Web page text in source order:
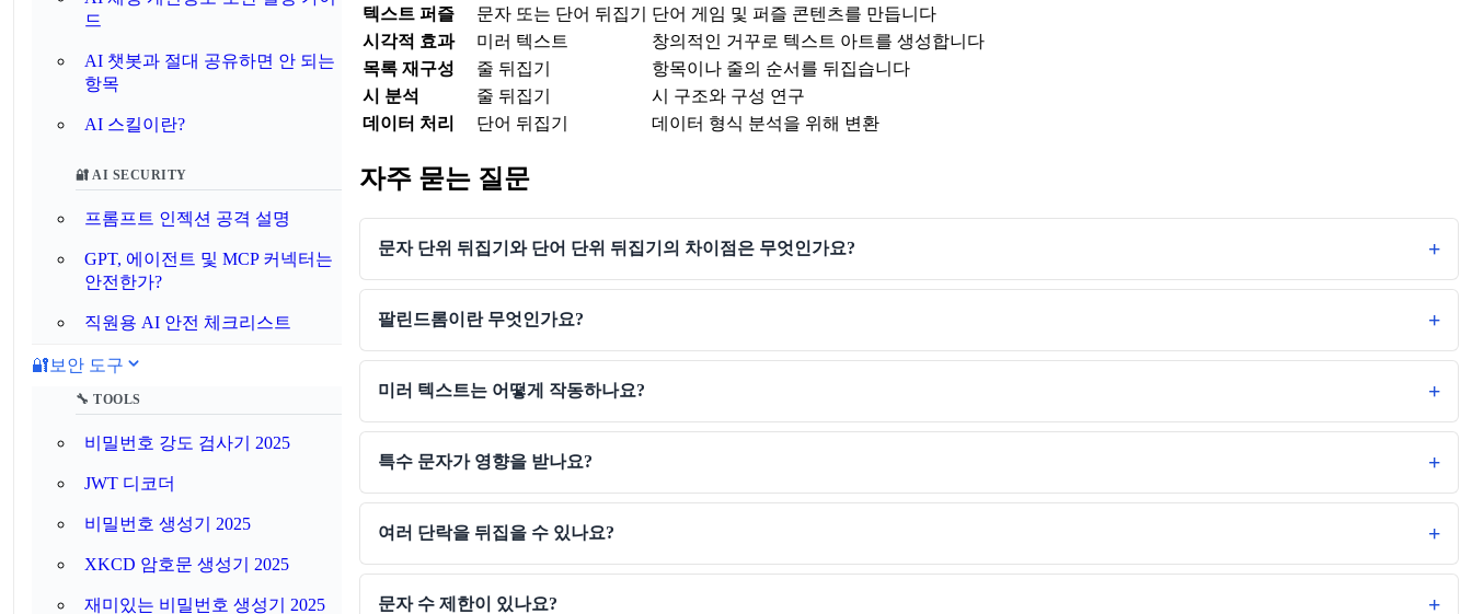
드
AI 챗봇과 절대 공유하면 안 되는
항목
AI 스킬이란?
🔐 AI SECURITY
프롬프트 인젝션 공격 설명
GPT, 에이전트 및 MCP 커넥터는
안전한가?
직원용 AI 안전 체크리스트
🔐 보안 도구
🔧 TOOLS
비밀번호 강도 검사기 2025
JWT 디코더
비밀번호 생성기 2025
XKCD 암호문 생성기 2025
재미있는 비밀번호 생성기 2025
텍스트 퍼즐
문자 또는 단어 뒤집기
단어 게임 및 퍼즐 콘텐츠를 만듭니다
시각적 효과
미러 텍스트
창의적인 거꾸로 텍스트 아트를 생성합니다
목록 재구성
줄 뒤집기
항목이나 줄의 순서를 뒤집습니다
시 분석
줄 뒤집기
시 구조와 구성 연구
데이터 처리
단어 뒤집기 데이터 형식 분석을 위해 변환
자주 묻는 질문
문자 단위 뒤집기와 단어 단위 뒤집기의 차이점은 무엇인가요?
팔린드롬이란 무엇인가요?
미러 텍스트는 어떻게 작동하나요?
특수 문자가 영향을 받나요?
여러 단락을 뒤집을 수 있나요?
문자 수 제한이 있나요?